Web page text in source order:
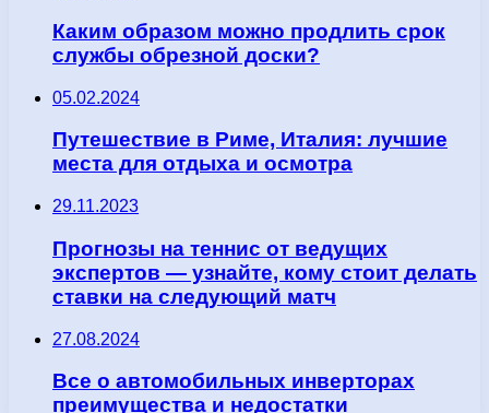
Каким образом можно продлить срок
службы обрезной доски?
05.02.2024
Путешествие в Риме, Италия: лучшие
места для отдыха и осмотра
29.11.2023
Прогнозы на теннис от ведущих
экспертов — узнайте, кому стоит делать
ставки на следующий матч
27.08.2024
Все о автомобильных инверторах
преимущества и недостатки